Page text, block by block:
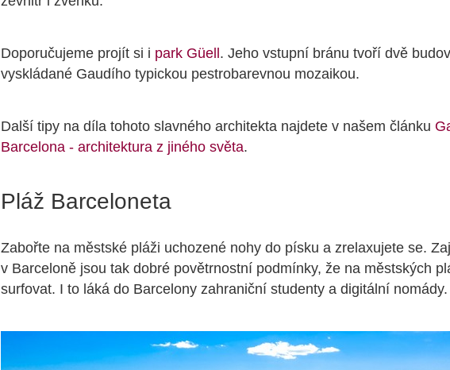
Doporučujeme projít si i park Güell . Jeho vstupní bránu tvoří dvě
vyskládané Gaudího typickou pestrobarevnou mozaikou.
Další tipy na díla tohoto slavného architekta najdete v našem článku
Barcelona - architektura z jiného světa.
Pláž Barceloneta
Zabořte na městské pláži uchozené nohy do písku a zrelaxujete se.
v Barceloně jsou tak dobré povětrnostní podmínky, že na městských
surfovat. I to láká do Barcelony zahraniční studenty a digitální